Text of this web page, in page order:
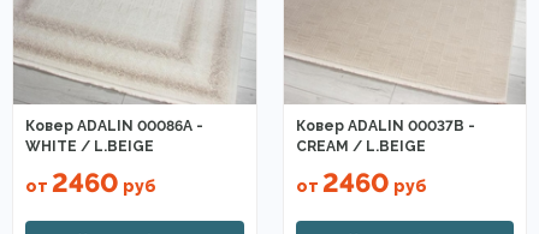
Чёрные ковры
Квадратные ковры Коричневые
Ковер ADALIN 00086A -
WHITE / L.BEIGE
от 2460 руб
Ковер ADALIN 00037B -
CREAM / L.BEIGE
от 2460 руб